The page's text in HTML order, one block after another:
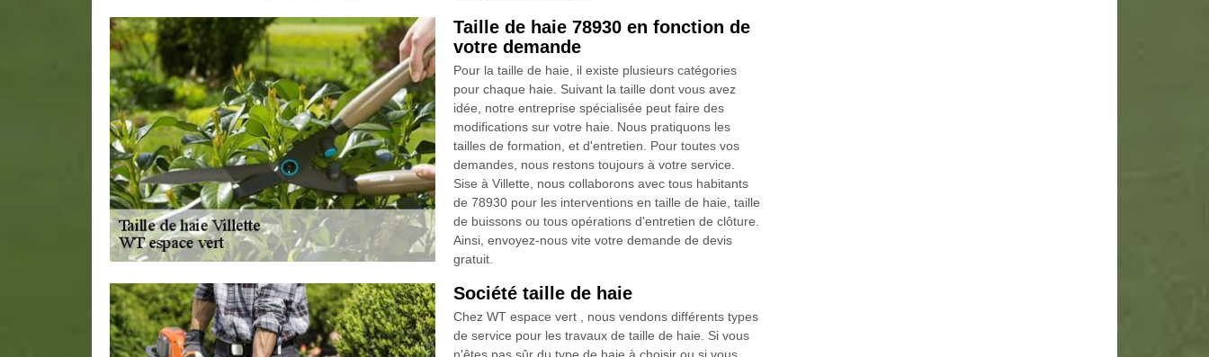
Taille de haie 78930 en fonction de
votre demande
Pour la taille de haie, il existe plusieurs catégories
pour chaque haie. Suivant la taille dont vous avez
idée, notre entreprise spécialisée peut faire des
modifications sur votre haie. Nous pratiquons les
tailles de formation, et d'entretien. Pour toutes vos
demandes, nous restons toujours à votre service.
Sise à Villette, nous collaborons avec tous habitants
de 78930 pour les interventions en taille de haie, taille
de buissons ou tous opérations d'entretien de clôture.
Ainsi, envoyez-nous vite votre demande de devis
gratuit.
Société taille de haie
Chez WT espace vert , nous vendons différents types
de service pour les travaux de taille de haie. Si vous